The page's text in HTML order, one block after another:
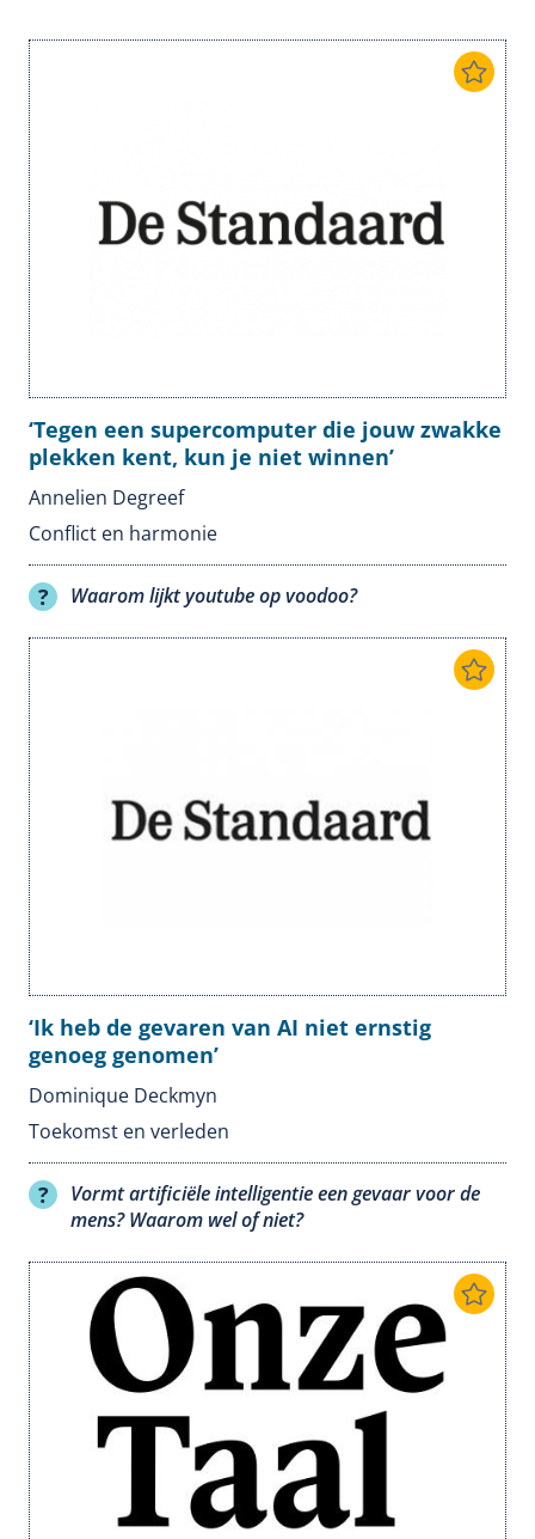
‘Tegen een supercomputer die jouw zwakke
plekken kent, kun je niet winnen’
Annelien Degreef
Conflict en harmonie
Waarom lijkt youtube op voodoo?
‘Ik heb de gevaren van AI niet ernstig
genoeg genomen’
Dominique Deckmyn
Toekomst en verleden
Vormt artificiële intelligentie een gevaar voor de
mens? Waarom wel of niet?